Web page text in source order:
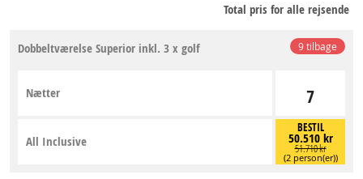
Total pris for alle rejsende
9 tilbage
Dobbeltværelse Superior inkl. 3 x golf
7
Nætter
BESTIL
50.510 kr
51.710 kr
(2 person(er))
All Inclusive